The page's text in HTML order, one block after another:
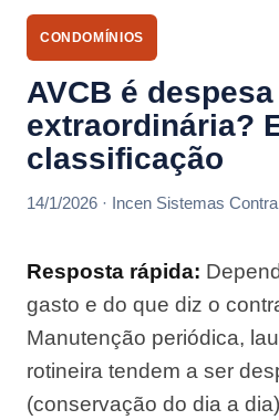
CONDOMÍNIOS
AVCB é
extraordinária?
classificação
14/1/2026 · Incen Sistemas
Resposta rápida:
gasto e do que diz o
Manutenção periódica,
rotineira tendem a ser
(conservação do dia a